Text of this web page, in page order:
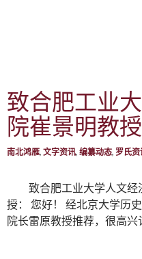
致合肥工业
院崔景明教
南北鸿雁, 文字资讯, 编纂动态, 罗氏资
致合肥工业大学人文
授： 您好！ 经北京大学历
院长雷原教授推荐，很高